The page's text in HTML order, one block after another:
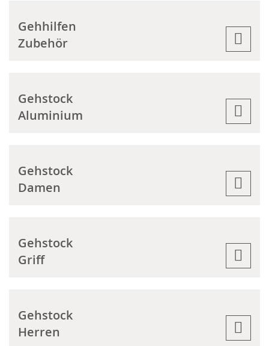
Gehhilfen
Zubehör
Gehstock
Aluminium
Gehstock
Damen
Gehstock
Griff
Gehstock
Herren